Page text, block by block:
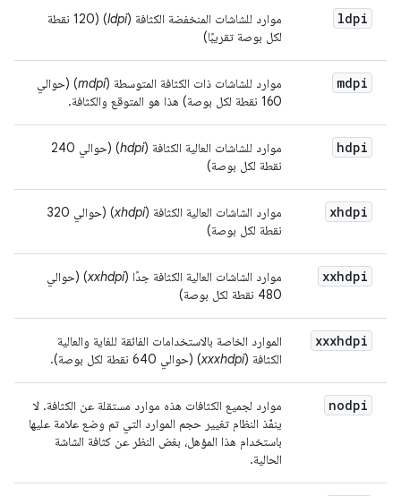
ldpi موارد للشاشات المنخفضة الكثافة (ldpi
) (120 نقطة
لكل بوصة تقريبًا)
mdpi موارد للشاشات ذات الكثافة المتوسطة (mdpi) (حوالي
160 نقطة لكل بوصة) هذا هو المتوقع والكثافة.
hdpi موارد للشاشات العالية الكثافة (hdpi
) (حوالي 240
نقطة لكل بوصة)
xhdpi موارد الشاشات العالية الكثافة (xhdpi
) (حوالي 320
نقطة لكل بوصة)
xxhdpi موارد الشاشات العالية الكثافة جدًا (xxhdpi) (حوالي
480 نقطة لكل بوصة)
xxxhdpi
الموارد الخاصة بالاستخدامات الفائقة للغاية والعالية
الكثافة (xxxhdpi) (حوالي 640 نقطة لكل بوصة).
nodpi
موارد لجميع الكثافات هذه موارد مستقلة عن الكثافة. لا
ينفّذ النظام تغيير حجم الموارد التي تم وضع علامة عليها
باستخدام هذا المؤهل، بغض النظر عن كثافة الشاشة
الحالية.